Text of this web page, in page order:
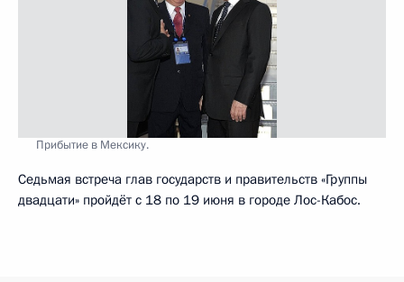
Прибытие в Мексику.
Седьмая встреча глав государств и правительств «Группы
двадцати» пройдёт с 18 по 19 июня в городе Лос-Кабос.